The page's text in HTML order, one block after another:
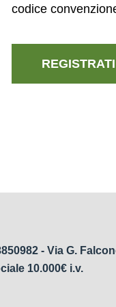
codice
REGISTRATI
- Via G.
10.000€ i.v.